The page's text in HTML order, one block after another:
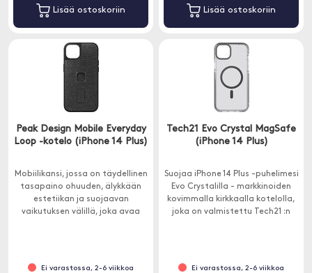
Lisää ostoskoriin Lisää ostoskoriin
Peak Design Mobile Everyday
Loop -kotelo (iPhone 14 Plus)
Mobiilikansi, jossa on täydellinen
tasapaino ohuuden, älykkään
estetiikan ja suojaavan
vaikutuksen välillä, joka avaa
Ei varastossa, 2-6 viikkoa
Tech21 Evo Crystal MagSafe
(iPhone 14 Plus)
Suojaa iPhone 14 Plus -puhelimesi
Evo Crystalilla - markkinoiden
kovimmalla kirkkaalla kotelolla,
joka on valmistettu Tech21 :n
Ei varastossa, 2-6 viikkoa